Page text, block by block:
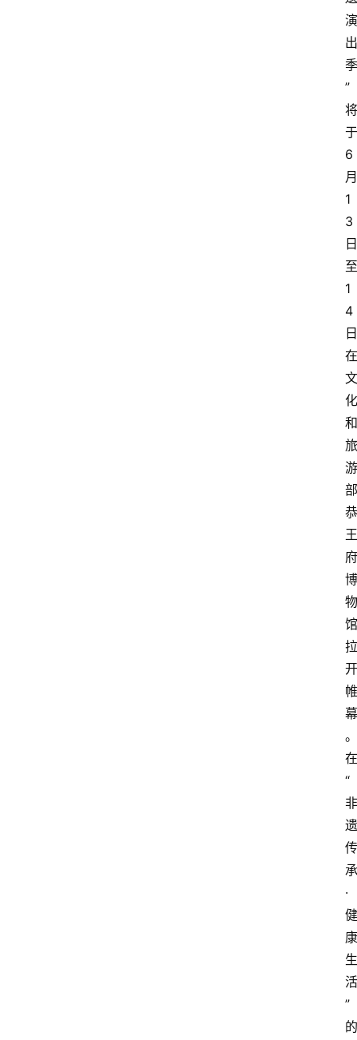
演
出
季
”
将
于
6
月
1
3
日
至
1
4
日
在
文
化
和
旅
游
部
恭
王
府
博
物
馆
拉
开
帷
幕
。
在
“
非
遗
传
承
·
健
康
生
活
”
的